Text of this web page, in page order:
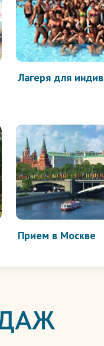
Лагеря для
Прием в Москве